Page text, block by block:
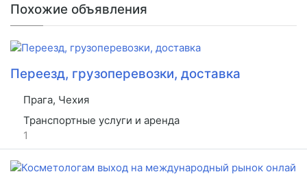
Похожие объявления
Переезд, грузоперевозки, доставка
Прага, Чехия
Транспортные услуги и аренда
1